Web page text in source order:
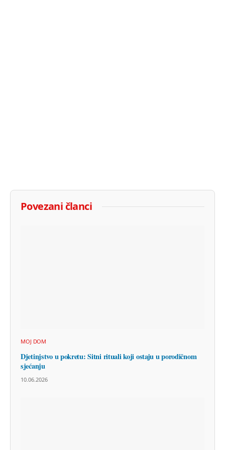
Povezani članci
MOJ DOM
Djetinjstvo u pokretu: Sitni rituali koji ostaju u porodičnom
sjećanju
10.06.2026